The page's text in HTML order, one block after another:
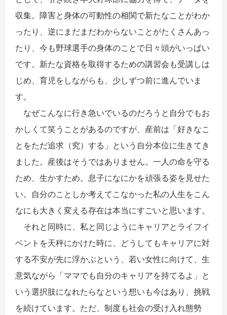
収集。障害と身体の可動性の相関で新たなことがわか
ったり、逆にまだまだわからないことがたくさんあっ
たり、今も野球選手の身体のことで日々頭がいっぱい
です。新たな資格を取得するための講習会も受講しは
じめ、育児をしながらも、少しずつ前に進んでいま
す。
なぜこんなに行き急いでいるのだろうと自分でもお
かしくて笑うことがあるのですが、産前は「好きなこ
とをただ追求（究）する」という自分本位に生きてき
ました。産後はそうではありません。一人の命を守る
ため、生かすため。息子になにかを頑張る姿を見せた
い。自分のことしか考えてこなかった私の人生をこん
なにも大きく変える存在は本当にすごいと思います。
それと同時に、私と同じようにキャリアとライフイ
ベントを天秤にかけた時に、どうしてもキャリアに対
する不安が先に浮かぶという、若い女性に向けて、生
意気ながら「ママでも自分のキャリアを持てるよ」と
いう選択肢になれたらなという想いも今はあり、挑戦
を続けています。ただ、制度も社会の受け入れ態勢